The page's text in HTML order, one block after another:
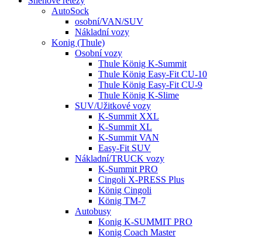
AutoSock
osobní/VAN/SUV
Nákladní vozy
Konig (Thule)
Osobní vozy
Thule König K-Summit
Thule König Easy-Fit CU-10
Thule König Easy-Fit CU-9
Thule König K-Slime
SUV/Užitkové vozy
K-Summit XXL
K-Summit XL
K-Summit VAN
Easy-Fit SUV
Nákladní/TRUCK vozy
K-Summit PRO
Cingoli X-PRESS Plus
König Cingoli
König TM-7
Autobusy
Konig K-SUMMIT PRO
Konig Coach Master